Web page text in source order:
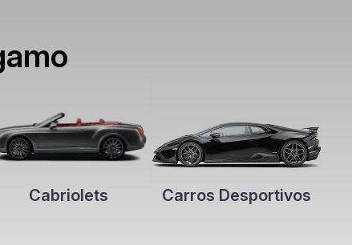
Cabriolets Carros Desportivos